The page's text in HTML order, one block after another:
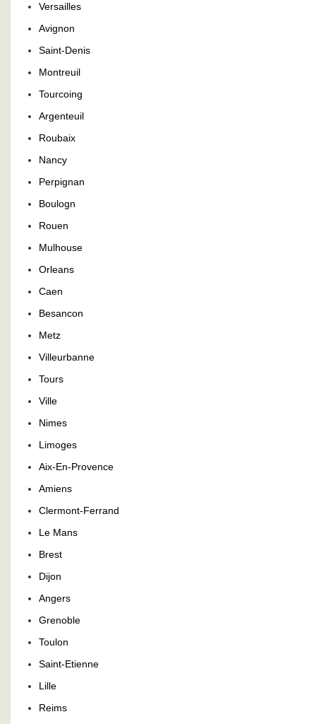
Versailles
Avignon
Saint-Denis
Montreuil
Tourcoing
Argenteuil
Roubaix
Nancy
Perpignan
Boulogn
Rouen
Mulhouse
Orleans
Caen
Besancon
Metz
Villeurbanne
Tours
Ville
Nimes
Limoges
Aix-En-Provence
Amiens
Clermont-Ferrand
Le Mans
Brest
Dijon
Angers
Grenoble
Toulon
Saint-Etienne
Lille
Reims